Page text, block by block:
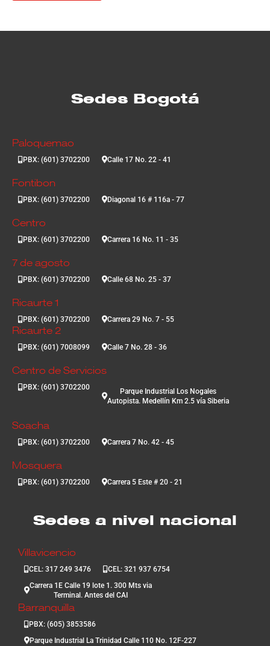
Sedes Bogotá
Paloquemao
PBX: (601) 3702200 Calle 17 No. 22 - 41
Fontibon
PBX: (601) 3702200 Diagonal 16 # 116a - 77
Centro
PBX: (601) 3702200 Carrera 16 No. 11 - 35
7 de agosto
PBX: (601) 3702200 Calle 68 No. 25 - 37
Ricaurte 1
PBX: (601) 3702200 Carrera 29 No. 7 - 55
Ricaurte 2
PBX: (601) 7008099 Calle 7 No. 28 - 36
Centro de Servicios
PBX: (601) 3702200
Parque Industrial Los Nogales
Autopista. Medellín Km 2.5 vía Siberia
Soacha
PBX: (601) 3702200 Carrera 7 No. 42 - 45
Mosquera
PBX: (601) 3702200 Carrera 5 Este # 20 - 21
Sedes a nivel nacional
Villavicencio
CEL: 317 249 3476
CEL: 321 937 6754
Carrera 1E Calle 19 lote 1. 300 Mts via
Terminal. Antes del CAI
Barranquilla
PBX: (605) 3853586
Parque Industrial La Trinidad Calle 110 No. 12F-227